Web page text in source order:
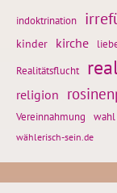
indoktrination
kinder kirche
Realitätsflucht
religion
Vereinnahmung wahl
wählerisch-sein.de